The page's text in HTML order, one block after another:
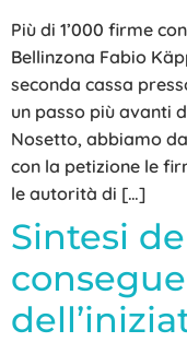
Più di 1’000 firme
Bellinzona Fabio
seconda cassa
un passo più avanti
Nosetto, abbiamo
con la petizione le
le autorità di […]
Sintesi